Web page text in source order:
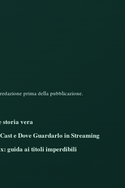
prima della pubblicazione.
storia vera
e Dove Guardarlo in Streaming
guida ai titoli imperdibili